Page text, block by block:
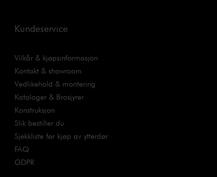
Kundeservice
Vilkår & kjøpsinformasjon
Kontakt & showroom
Vedlikehold & montering
Kataloger & Brosjyrer
Konstruksjon
Slik bestiller du
Sjekkliste før kjøp av ytterdør
FAQ
GDPR